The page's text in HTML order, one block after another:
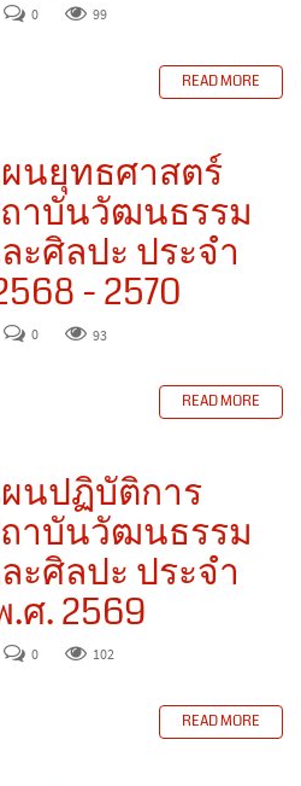
0 99
READ MORE
นยุทธศาสตร์
าบันวัฒนธรรม
ะศิลปะ ประจำ
- 2570
0 93
READ MORE
นปฏิบัติการ
าบันวัฒนธรรม
ะศิลปะ ประจำ
ศ. 2569
0 102
READ MORE